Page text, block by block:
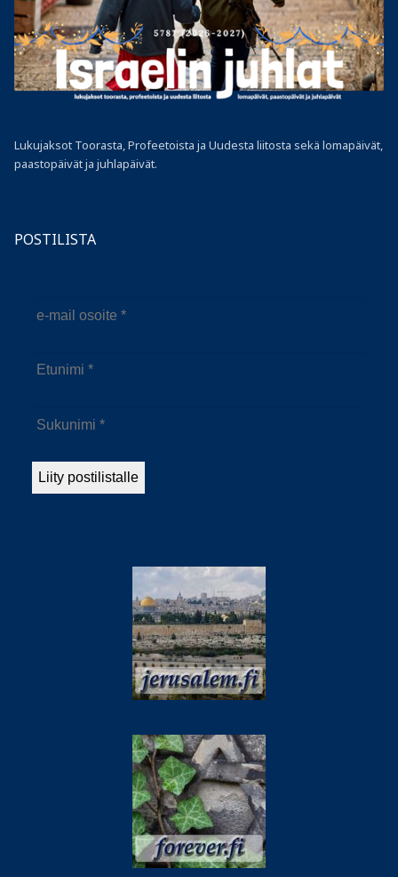
Lukujaksot Toorasta, Profeetoista ja Uudesta liitosta sekä lomapäivät,
paastopäivät ja juhlapäivät.
POSTILISTA